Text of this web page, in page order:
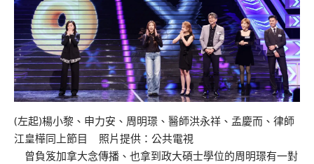
(左起)楊小黎、申力安、周明璟、醫師洪永祥、孟慶而、律師
江皇樺同上節目 照片提供：公共電視
曾負笈加拿大念傳播、也拿到政大碩士學位的周明璟有一對